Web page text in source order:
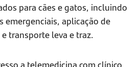
para cães e gatos, incluindo
emergenciais, aplicação de
transporte leva e traz.
a telemedicina com clínico